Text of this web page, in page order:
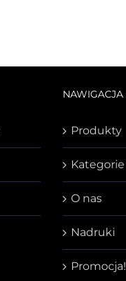
NAWIGACJA
Produkty
Kategorie
O nas
Nadruki
Promocja!